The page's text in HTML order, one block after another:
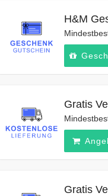
H&M
Gratis
Gratis